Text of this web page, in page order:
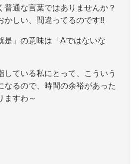
普通な言葉ではありませんか？
かしい、間違ってるのです!!
」の意味は「Aではないな
している私にとって、こういう
なるので、時間の余裕があった
ますわ～